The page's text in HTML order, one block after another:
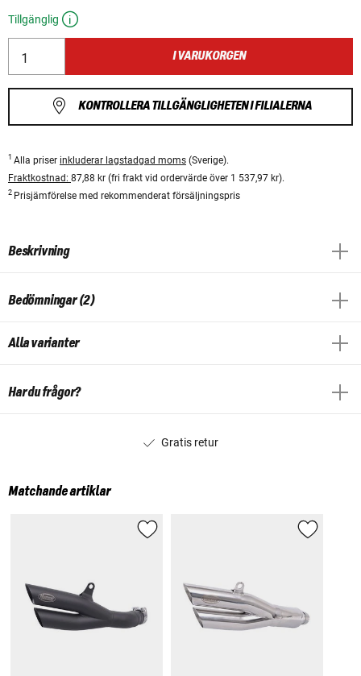
Tillgänglig
I VARUKORGEN
KONTROLLERA TILLGÄNGLIGHETEN I FILIALERNA
1 Alla priser inkluderar lagstadgad moms (Sverige).
Fraktkostnad: 87,88 kr (fri frakt vid ordervärde över 1 537,97 kr).
2 Prisjämförelse med rekommenderat försäljningspris
Beskrivning
Bedömningar (2)
Alla varianter
Har du frågor?
Gratis retur
Matchande artiklar